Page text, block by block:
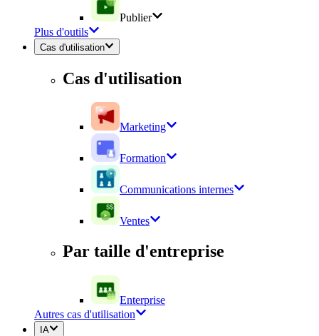
Publier
Plus d'outils
Cas d'utilisation
Cas d'utilisation
Marketing
Formation
Communications internes
Ventes
Par taille d'entreprise
Enterprise
Autres cas d'utilisation
IA